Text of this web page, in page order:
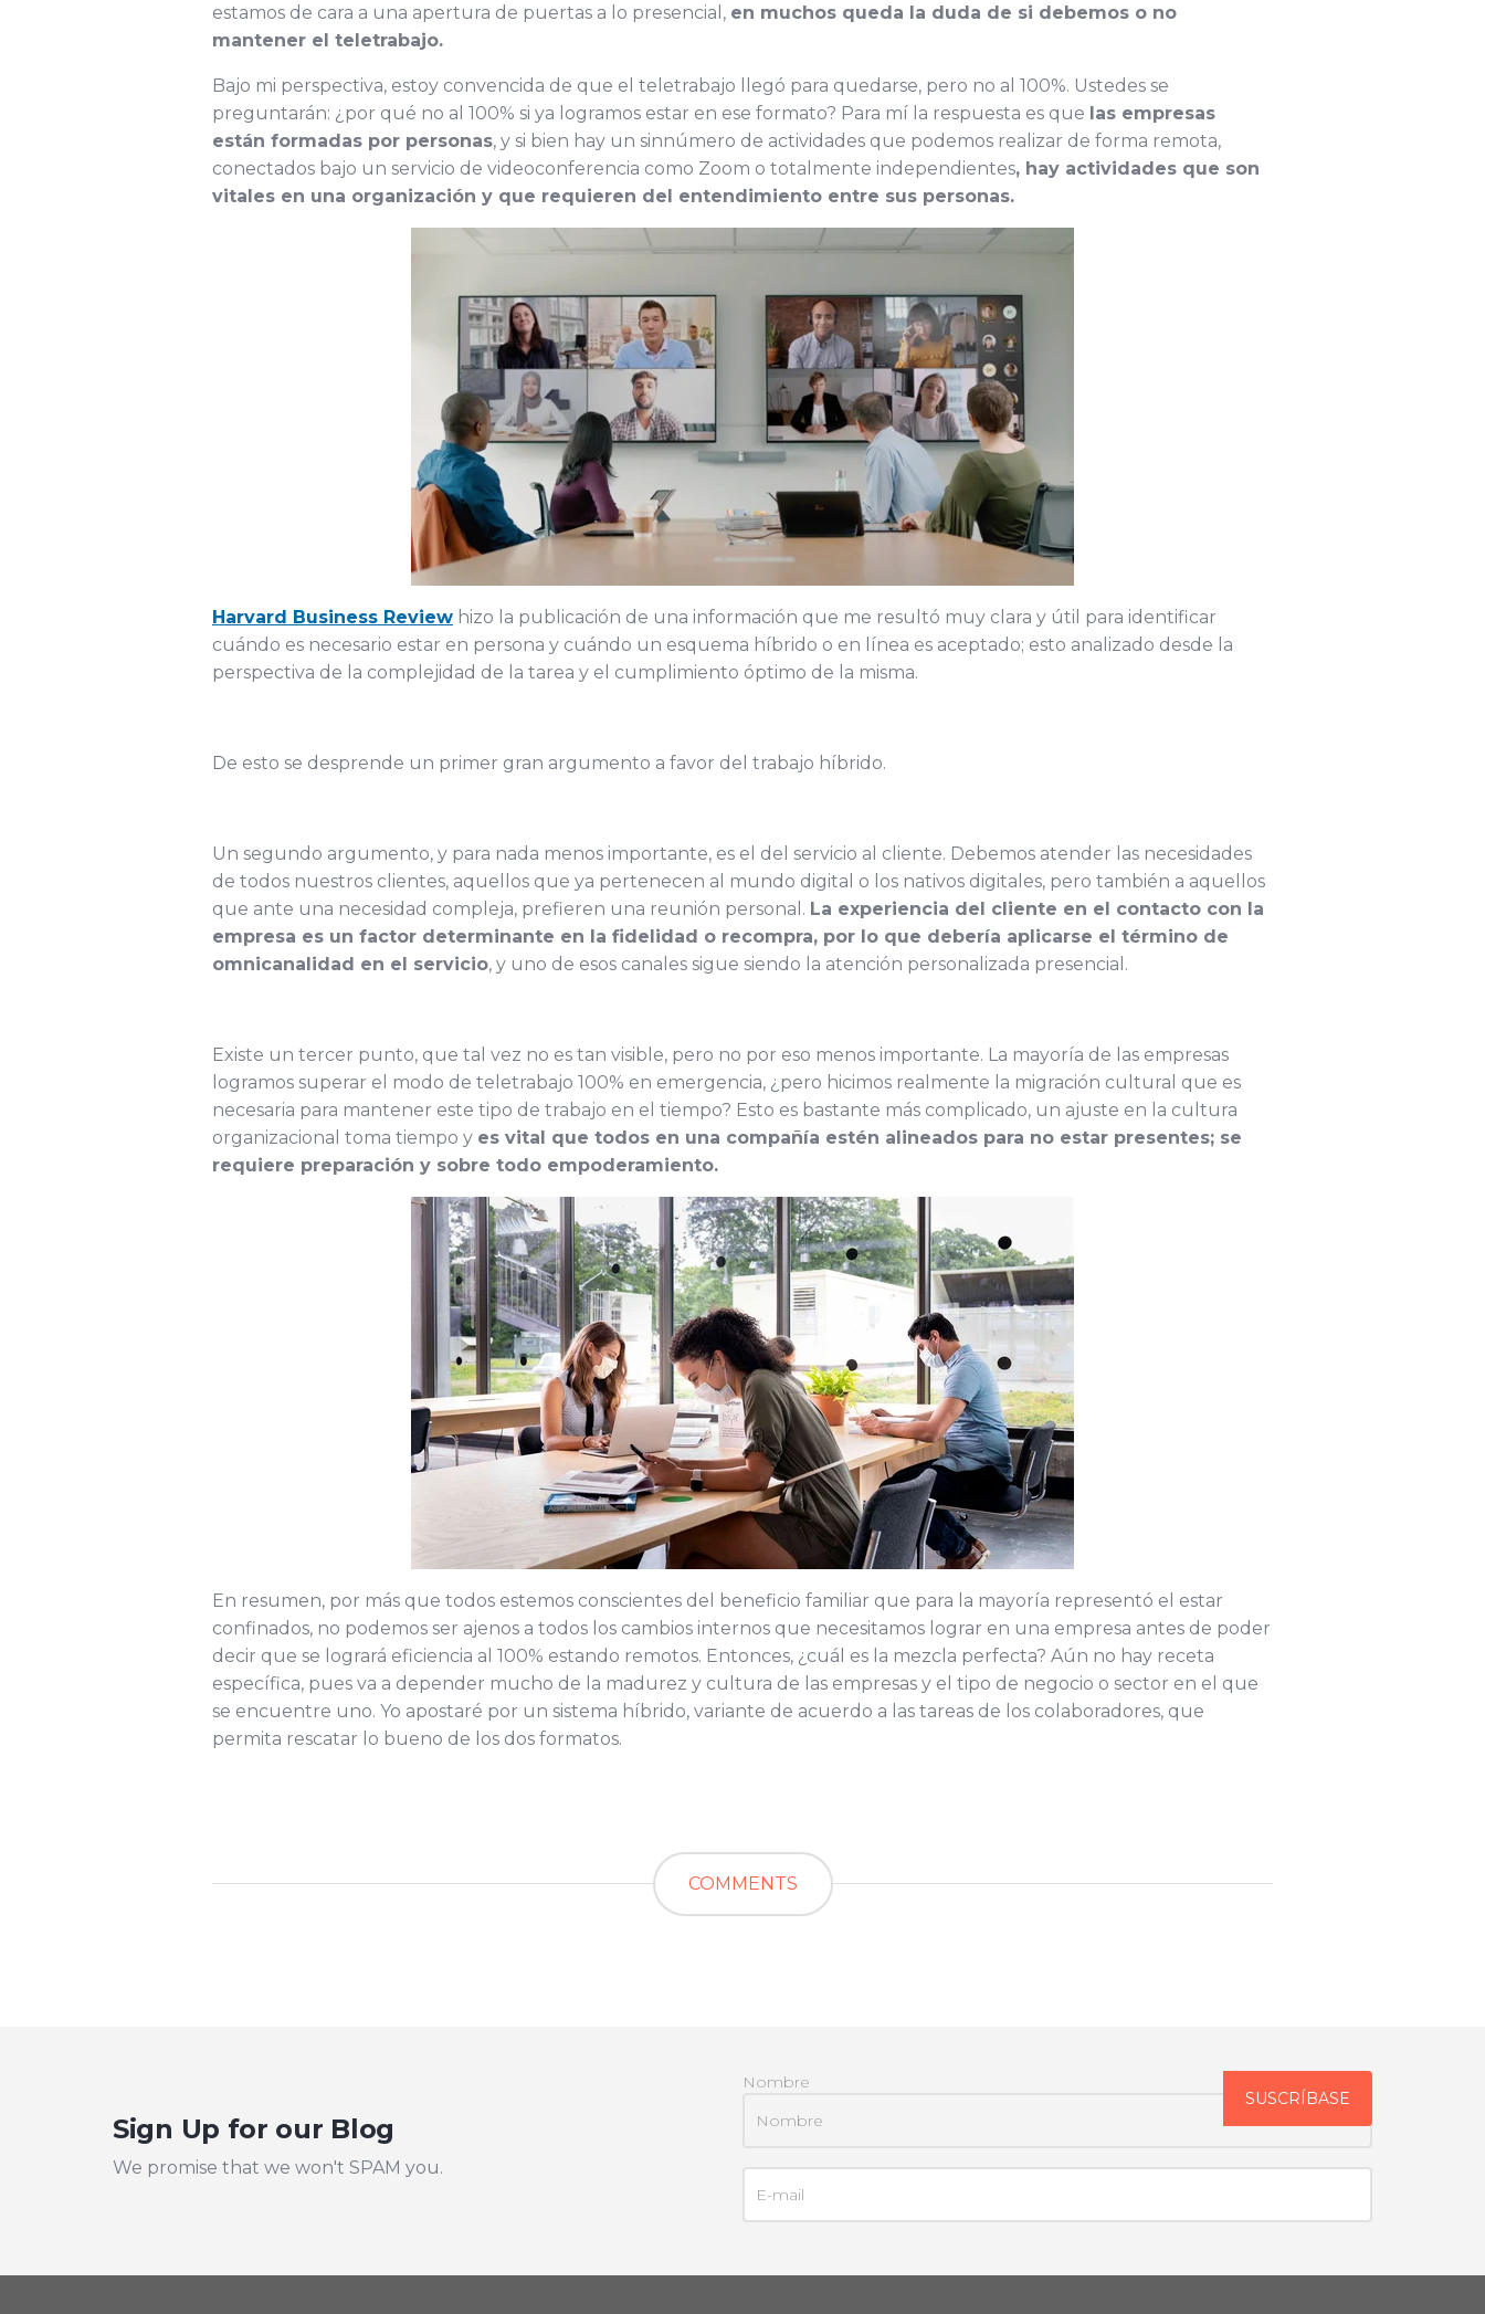
estamos de cara a una apertura de puertas a lo presencial, en muchos queda la duda de si debemos o no
mantener el teletrabajo.
Bajo mi perspectiva, estoy convencida de que el teletrabajo llegó para quedarse, pero no al 100%. Ustedes se
preguntarán: ¿por qué no al 100% si ya logramos estar en ese formato? Para mí la respuesta es que las empresas
están formadas por personas, y si bien hay un sinnúmero de actividades que podemos realizar de forma remota,
conectados bajo un servicio de videoconferencia como Zoom o totalmente independientes, hay actividades que son
vitales en una organización y que requieren del entendimiento entre sus personas.
Harvard Business Review hizo la publicación de una información que me resultó muy clara y útil para identificar
cuándo es necesario estar en persona y cuándo un esquema híbrido o en línea es aceptado; esto analizado desde la
perspectiva de la complejidad de la tarea y el cumplimiento óptimo de la misma.
De esto se desprende un primer gran argumento a favor del trabajo híbrido.
Un segundo argumento, y para nada menos importante, es el del servicio al cliente. Debemos atender las necesidades
de todos nuestros clientes, aquellos que ya pertenecen al mundo digital o los nativos digitales, pero también a aquellos
que ante una necesidad compleja, prefieren una reunión personal. La experiencia del cliente en el contacto con la
empresa es un factor determinante en la fidelidad o recompra, por lo que debería aplicarse el término de
omnicanalidad en el servicio, y uno de esos canales sigue siendo la atención personalizada presencial.
Existe un tercer punto, que tal vez no es tan visible, pero no por eso menos importante. La mayoría de las empresas
logramos superar el modo de teletrabajo 100% en emergencia, ¿pero hicimos realmente la migración cultural que es
necesaria para mantener este tipo de trabajo en el tiempo? Esto es bastante más complicado, un ajuste en la cultura
organizacional toma tiempo y es vital que todos en una compañía estén alineados para no estar presentes; se
requiere preparación y sobre todo empoderamiento.
En resumen, por más que todos estemos conscientes del beneficio familiar que para la mayoría representó el estar
confinados, no podemos ser ajenos a todos los cambios internos que necesitamos lograr en una empresa antes de poder
decir que se logrará eficiencia al 100% estando remotos. Entonces, ¿cuál es la mezcla perfecta? Aún no hay receta
específica, pues va a depender mucho de la madurez y cultura de las empresas y el tipo de negocio o sector en el que
se encuentre uno. Yo apostaré por un sistema híbrido, variante de acuerdo a las tareas de los colaboradores, que
permita rescatar lo bueno de los dos formatos.
COMMENTS
Sign Up for our Blog
We promise that we won't SPAM you.
Nombre